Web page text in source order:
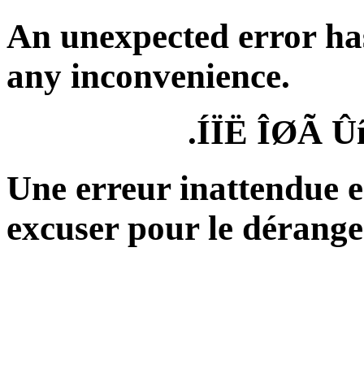
An unexpected error
any inconvenience.
ÍÏË ÎØÃ
Une erreur inattendue
excuser pour le